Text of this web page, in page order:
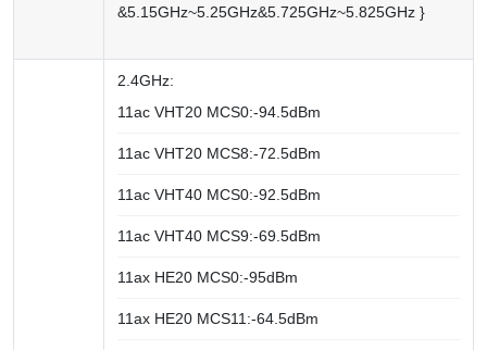
&5.15GHz~5.25GHz&5.725GHz~5.825GHz }
2.4GHz:
11ac VHT20 MCS0:-94.5dBm
11ac VHT20 MCS8:-72.5dBm
11ac VHT40 MCS0:-92.5dBm
11ac VHT40 MCS9:-69.5dBm
11ax HE20 MCS0:-95dBm
11ax HE20 MCS11:-64.5dBm